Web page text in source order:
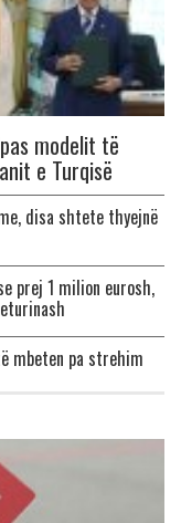
modelit të
e Turqisë
disa shtete thyejnë
prej 1 milion eurosh,
mbeten pa strehim